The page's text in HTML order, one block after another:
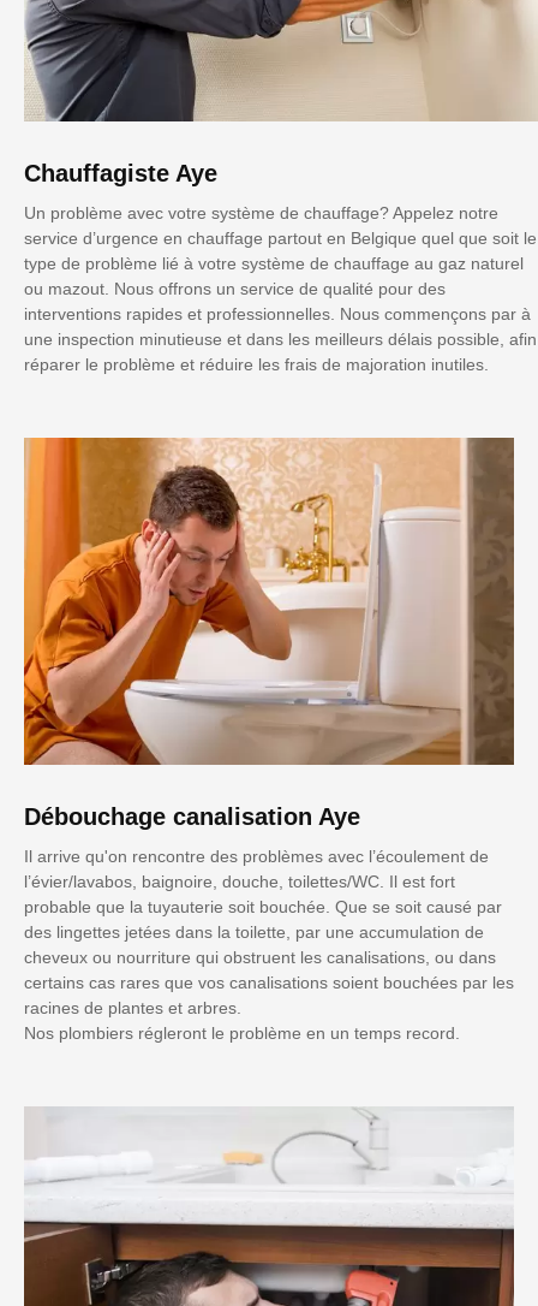
Chauffagiste Aye
Un problème avec votre système de chauffage? Appelez notre
service d’urgence en chauffage partout en Belgique quel que soit le
type de problème lié à votre système de chauffage au gaz naturel
ou mazout. Nous offrons un service de qualité pour des
interventions rapides et professionnelles. Nous commençons par à
une inspection minutieuse et dans les meilleurs délais possible, afin
réparer le problème et réduire les frais de majoration inutiles.
Débouchage canalisation Aye
Il arrive qu'on rencontre des problèmes avec l’écoulement de
l’évier/lavabos, baignoire, douche, toilettes/WC. Il est fort
probable que la tuyauterie soit bouchée. Que se soit causé par
des lingettes jetées dans la toilette, par une accumulation de
cheveux ou nourriture qui obstruent les canalisations, ou dans
certains cas rares que vos canalisations soient bouchées par les
racines de plantes et arbres.
Nos plombiers régleront le problème en un temps record.